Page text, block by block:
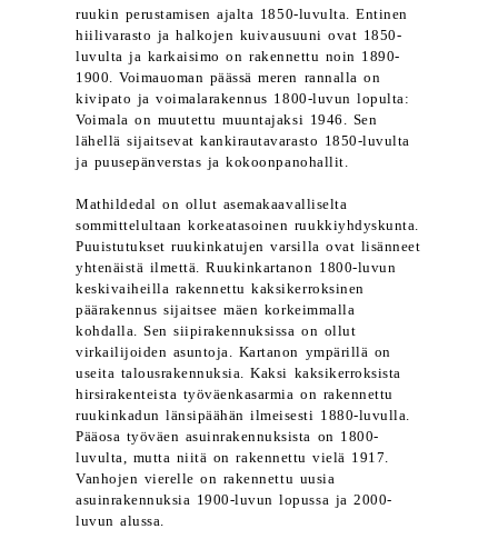
ruukin perustamisen ajalta 1850-luvulta. Entinen
hiilivarasto ja halkojen kuivausuuni ovat 1850-
luvulta ja karkaisimo on rakennettu noin 1890-
1900. Voimauoman päässä meren rannalla on
kivipato ja voimalarakennus 1800-luvun lopulta:
Voimala on muutettu muuntajaksi 1946. Sen
lähellä sijaitsevat kankirautavarasto 1850-luvulta
ja puusepänverstas ja kokoonpanohallit.
Mathildedal on ollut asemakaavalliselta
sommittelultaan korkeatasoinen ruukkiyhdyskunta.
Puuistutukset ruukinkatujen varsilla ovat lisänneet
yhtenäistä ilmettä. Ruukinkartanon 1800-luvun
keskivaiheilla rakennettu kaksikerroksinen
päärakennus sijaitsee mäen korkeimmalla
kohdalla. Sen siipirakennuksissa on ollut
virkailijoiden asuntoja. Kartanon ympärillä on
useita talousrakennuksia. Kaksi kaksikerroksista
hirsirakenteista työväenkasarmia on rakennettu
ruukinkadun länsipäähän ilmeisesti 1880-luvulla.
Pääosa työväen asuinrakennuksista on 1800-
luvulta, mutta niitä on rakennettu vielä 1917.
Vanhojen vierelle on rakennettu uusia
asuinrakennuksia 1900-luvun lopussa ja 2000-
luvun alussa.